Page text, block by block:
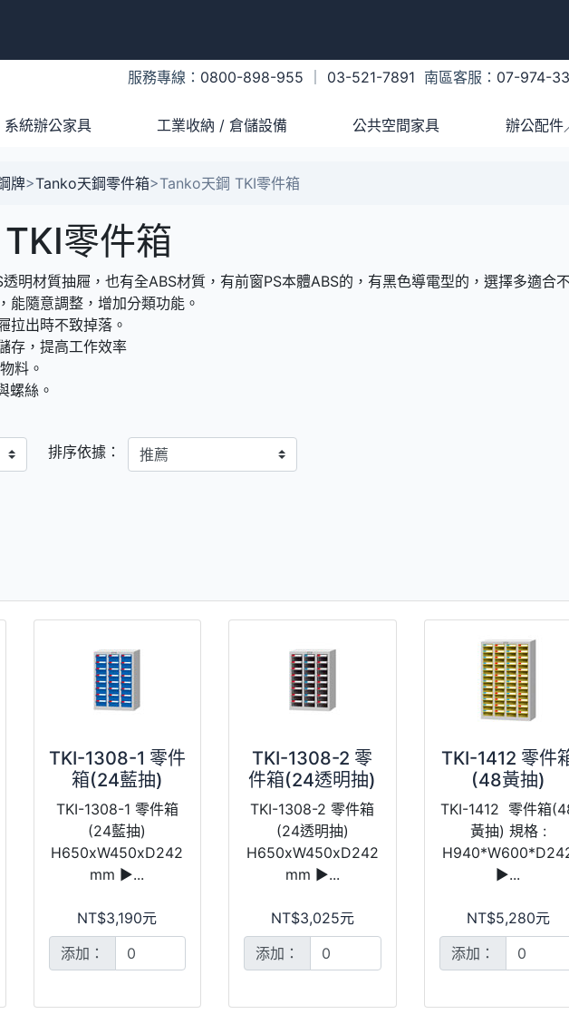
服務專線： 0800-898-955 03-521-7891 南區客服： 07-974-
系統辦公家具 工業收納 / 倉儲設備 公共空間家具 辦公配件
牌>Tanko天鋼零件箱>Tanko天鋼 TKI零件箱
零件箱
明材質抽屜，也有全ABS材質，有前窗PS本體ABS的，有黑色導電型的，選擇多適合
隨意調整，增加分類功能。
拉出時不致掉落。
存，提高工作效率
料。
螺絲。
排序依據：
TKI-1308-1 零件
箱(24藍抽)
TKI-1308-1 零件箱
(24藍抽)
H650xW450xD242
mm ►...
NT$3,190元
添加：
TKI-1308-2 零
件箱(24透明抽)
TKI-1308-2 零件箱
(24透明抽)
H650xW450xD242
mm ►...
NT$3,025元
添加：
TKI-1412 零件
(48黃抽)
TKI-1412 零件箱
黃抽) 規格 :
►...
NT$5,280元
添加：